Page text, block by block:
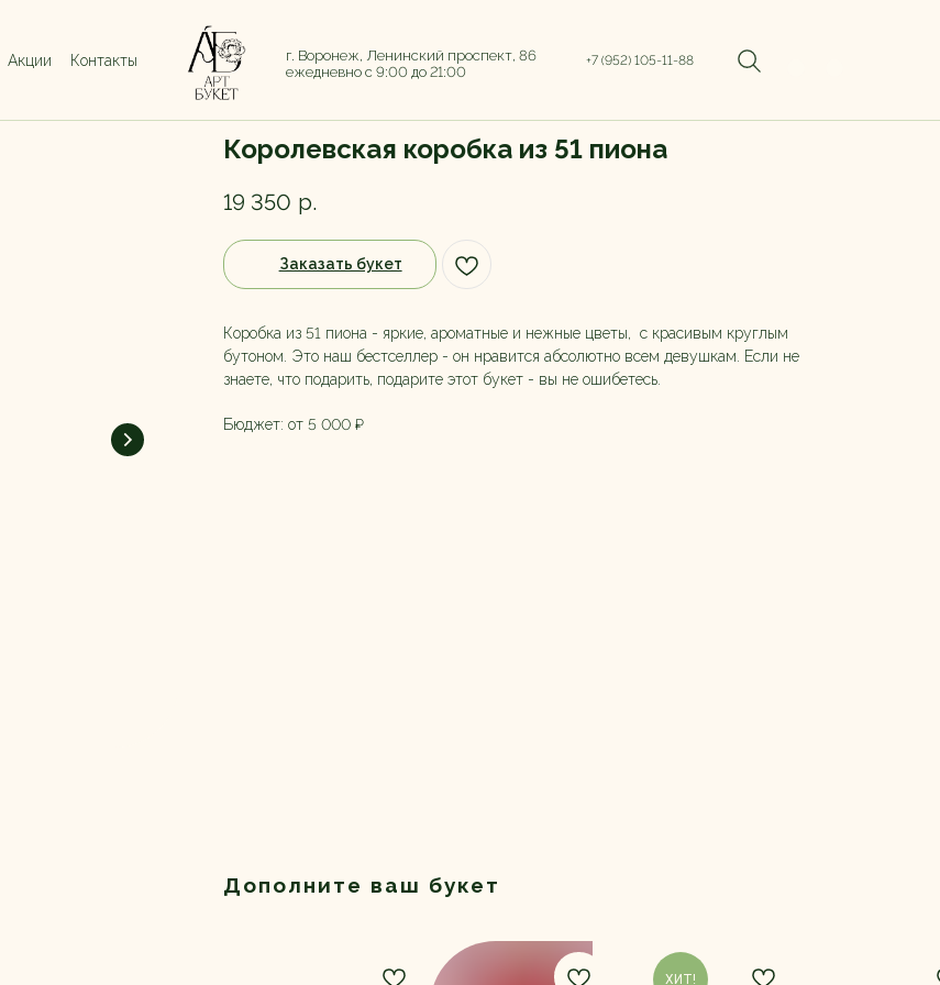
г. Воронеж, Ленинский проспект, 86
ежедневно с 9:00 до 21:00
Акции Контакты +7 (952) 105-11-88
Королевская коробка из 51 пиона
19 350 р.
Заказать букет
Коробка из 51 пиона - яркие, ароматные и нежные цветы, с красивым круглым
бутоном. Это наш бестселлер - он нравится абсолютно всем девушкам. Если не
знаете, что подарить, подарите этот букет - вы не ошибетесь.
Бюджет: от 5 000 ₽
Дополните ваш букет
ХИТ!